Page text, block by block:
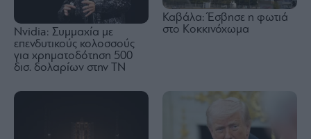
Nvidia: Συμμαχία με
επενδυτικούς κολοσσούς
για χρηματοδότηση 500
δισ. δολαρίων στην ΤΝ
Καβάλα: Έσβησε η φωτιά
στο Κοκκινόχωμα